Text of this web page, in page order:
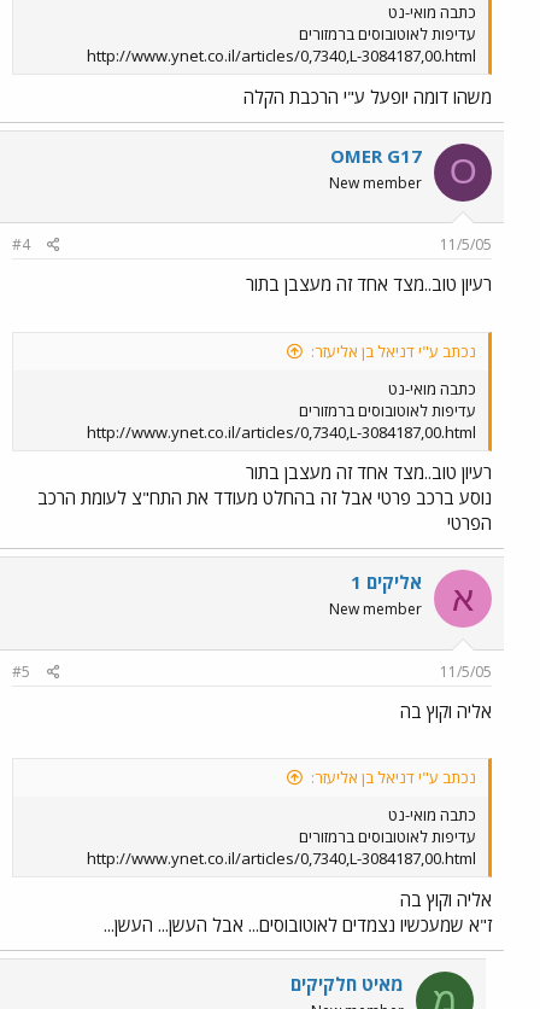
כתבה מואי-נט
עדיפות לאוטובוסים ברמזורים
http://www.ynet.co.il/articles/0,7340,L-3084187,00.html
משהו דומה יופעל ע"י הרכבת הקלה
O
OMER G17
New member
11/5/05
#4
רעיון טוב..מצד אחד זה מעצבן בתור
נכתב ע"י דניאל בן אליעזר:
כתבה מואי-נט
עדיפות לאוטובוסים ברמזורים
http://www.ynet.co.il/articles/0,7340,L-3084187,00.html
רעיון טוב..מצד אחד זה מעצבן בתור
נוסע ברכב פרטי אבל זה בהחלט מעודד את התח"צ לעומת הרכב
הפרטי
א אליקים 1
New member
11/5/05
#5
אליה וקוץ בה
נכתב ע"י דניאל בן אליעזר:
כתבה מואי-נט
עדיפות לאוטובוסים ברמזורים
http://www.ynet.co.il/articles/0,7340,L-3084187,00.html
אליה וקוץ בה
ז"א שמעכשיו נצמדים לאוטובוסים... אבל העשן... העשן...
מ מאיט חלקיקים